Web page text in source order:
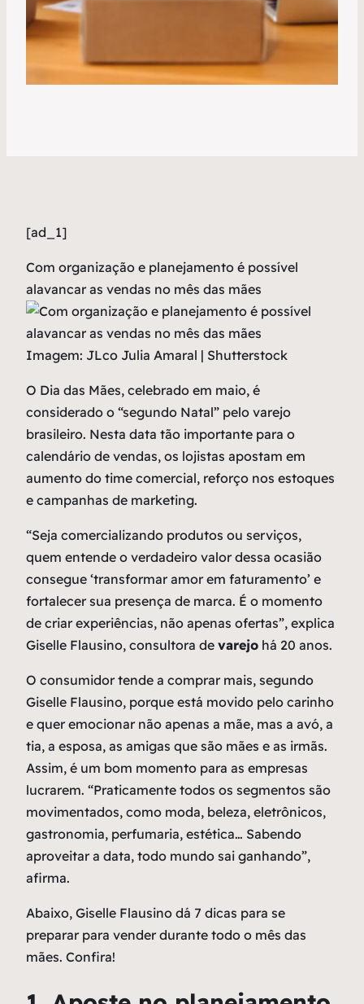
[ad_1]
Com organização e planejamento é possível
alavancar as vendas no mês das mães
Imagem: JLco Julia Amaral | Shutterstock
O Dia das Mães, celebrado em maio, é
considerado o “segundo Natal” pelo varejo
brasileiro. Nesta data tão importante para o
calendário de vendas, os lojistas apostam em
aumento do time comercial, reforço nos estoques
e campanhas de marketing.
“Seja comercializando produtos ou serviços,
quem entende o verdadeiro valor dessa ocasião
consegue ‘transformar amor em faturamento’ e
fortalecer sua presença de marca. É o momento
de criar experiências, não apenas ofertas”, explica
Giselle Flausino, consultora de varejo há 20 anos.
O consumidor tende a comprar mais, segundo
Giselle Flausino, porque está movido pelo carinho
e quer emocionar não apenas a mãe, mas a avó, a
tia, a esposa, as amigas que são mães e as irmãs.
Assim, é um bom momento para as empresas
lucrarem. “Praticamente todos os segmentos são
movimentados, como moda, beleza, eletrônicos,
gastronomia, perfumaria, estética… Sabendo
aproveitar a data, todo mundo sai ganhando”,
afirma.
Abaixo, Giselle Flausino dá 7 dicas para se
preparar para vender durante todo o mês das
mães. Confira!